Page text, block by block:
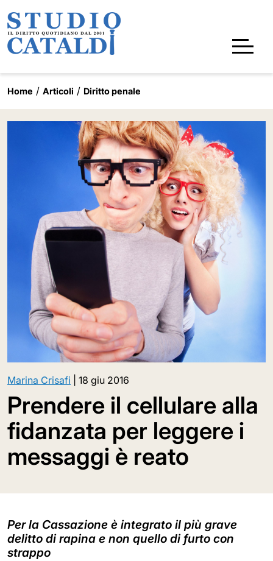
Home Articoli Diritto penale
Marina Crisafi 18 giu 2016
Prendere il cellulare alla
fidanzata per leggere i
messaggi è reato
Per la Cassazione è integrato il più grave
delitto di rapina e non quello di furto con
strappo